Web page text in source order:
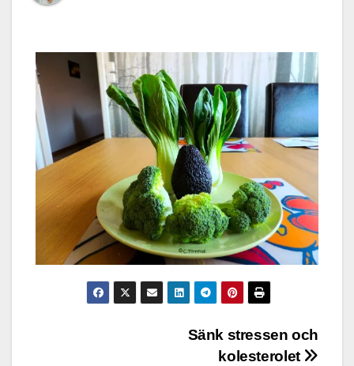
InläggsnavigeringSänk stressen och
kolesterolet